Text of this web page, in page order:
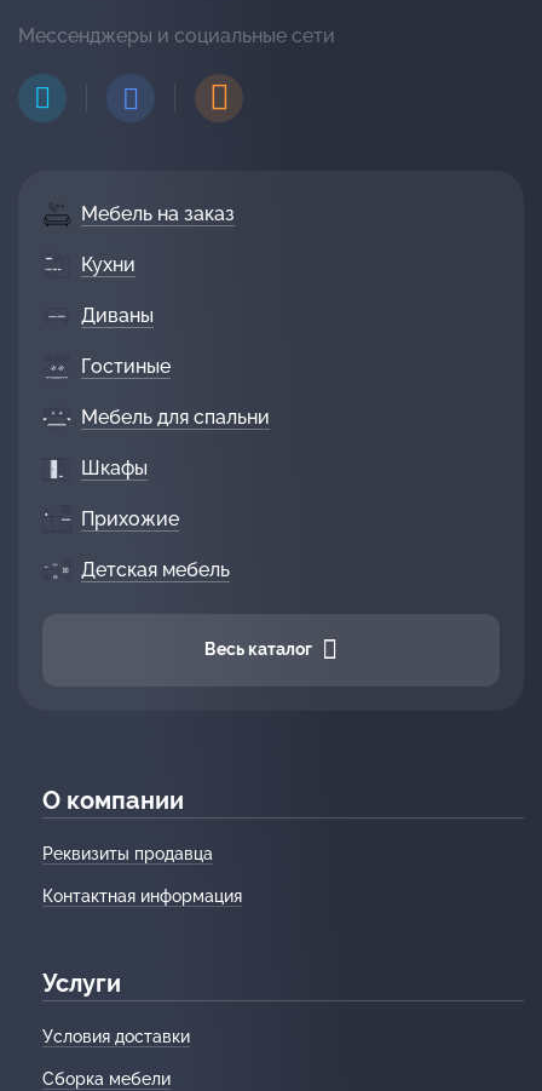
Мебель на заказ
Кухни
Диваны
Гостиные
Мебель для спальни
Шкафы
Прихожие
Детская мебель
Весь каталог
О компании
Реквизиты продавца
Контактная информация
Услуги
Условия доставки
Сборка мебели
Мессенджеры и социальные сети